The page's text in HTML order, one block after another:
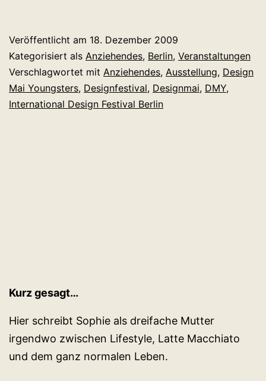
DMY
International
Design
Festival
Veröffentlicht am 18. Dezember 2009
Kategorisiert als Anziehendes, Berlin, Veranstaltungen
Verschlagwortet mit Anziehendes, Ausstellung, Design
Mai Youngsters, Designfestival, Designmai, DMY,
International Design Festival Berlin
Kurz gesagt…
Hier schreibt Sophie als dreifache Mutter
irgendwo zwischen Lifestyle, Latte Macchiato
und dem ganz normalen Leben.